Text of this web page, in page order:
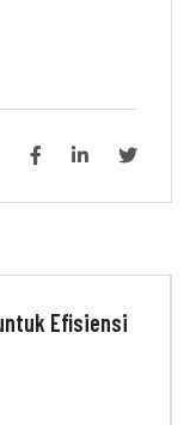
Efisiensi